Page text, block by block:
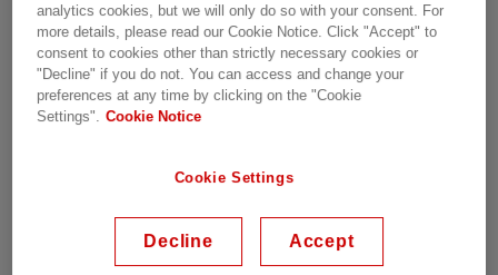
Übersicht
Maximieren Sie den Lebenszeitwert Ihrer Anlagen
Schlüssel zur Verlängerung der Lebensdauer Ihrer
einschließlich zeitbasierter und vorgeschriebener
analytics cookies, but we will only do so with your consent. For
more details, please read our Cookie Notice. Click "Accept" to
consent to cookies other than strictly necessary cookies or
"Decline" if you do not. You can access and change your
preferences at any time by clicking on the "Cookie
Settings". Cookie Notice
Cookie Settings
Decline Accept